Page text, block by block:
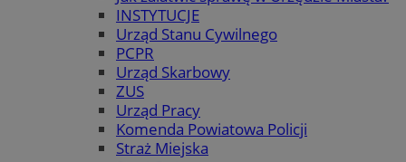
INSTYTUCJE
Urząd Stanu Cywilnego
PCPR
Urząd Skarbowy
ZUS
Urząd Pracy
Komenda Powiatowa Policji
Straż Miejska